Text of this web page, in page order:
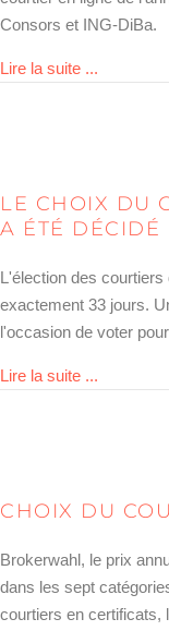
Consors et ING-DiBa.
Lire la suite ...
LE CHOIX DU
A ÉTÉ DÉCIDÉ
L'élection des
exactement 33 jours.
l'occasion de voter
Lire la suite ...
CHOIX DU
Brokerwahl, le prix
dans les sept
courtiers en certificats,